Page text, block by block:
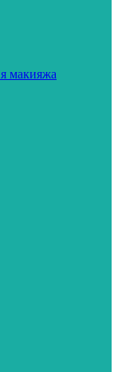
макияжа